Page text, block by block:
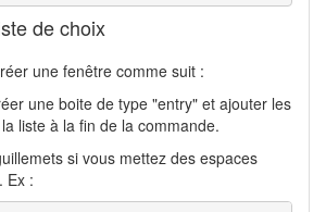
de choix
une fenêtre comme suit :
une boite de type "entry" et ajouter les
liste à la fin de la commande.
si vous mettez des espaces
Ex :